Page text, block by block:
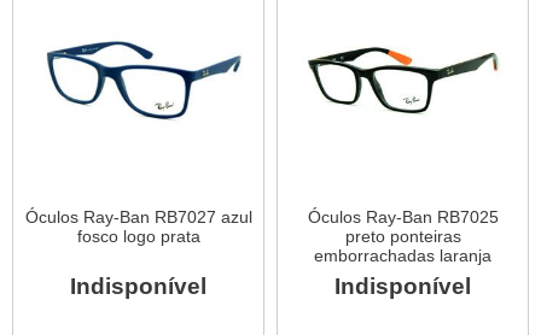
Óculos Ray-Ban RB7027 azul
fosco logo prata
Indisponível
Óculos Ray-Ban RB7025
preto ponteiras
emborrachadas laranja
Indisponível